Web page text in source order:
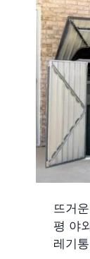
뜨거
평 야
레기